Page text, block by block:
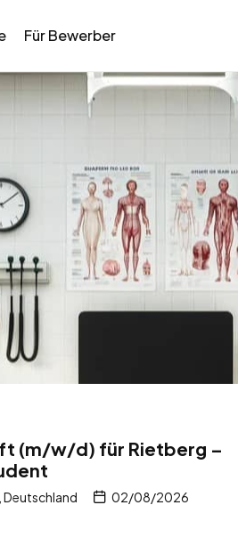
Für Bewerber
(m/w/d) für Rietberg –
02/08/2026